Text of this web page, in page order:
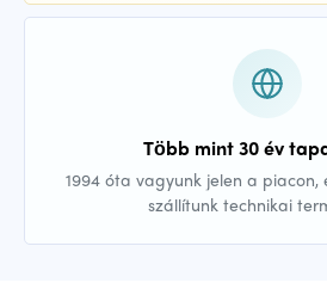
Több mint 30 év
1994 óta vagyunk jelen a piacon,
szállítunk technikai